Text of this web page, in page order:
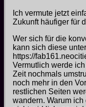
Ich vermute jetzt
Zukunft häufiger für
Wer sich für die
kann sich diese unter
https://
Vermutlich werde
Zeit nochmals
noch mehr in den
restlichen Seiten
wandern. Warum